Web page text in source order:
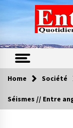
content
Contes
Home Société
Séismes // Entre